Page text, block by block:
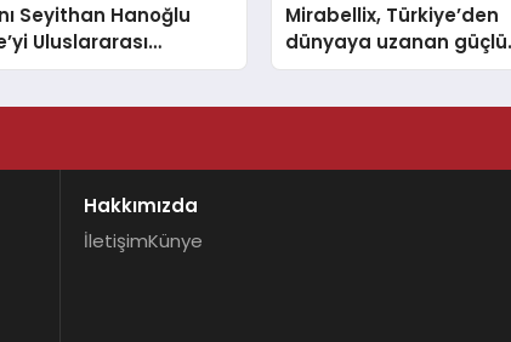
Seyithan Hanoğlu
Uluslararası
Tanıtmayı Hedefliyor
Mirabellix, Türkiye’den
dünyaya uzanan güçlü
büyümesini sürdürüyor
Hakkımızda
İletişimKünye